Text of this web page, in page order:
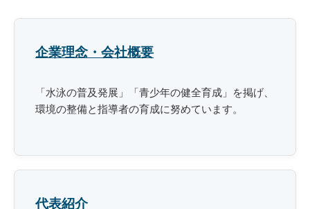
企業理念・会社概要
「水泳の普及発展」「青少年の健全育成」を掲げ、
環境の整備と指導者の育成に努めています。
代表紹介